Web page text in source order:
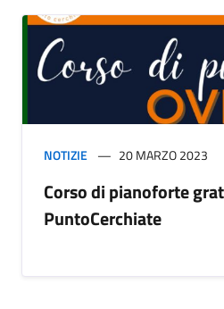
NOTIZIE 20 MARZO 2023
Corso di pianoforte
PuntoCerchiate